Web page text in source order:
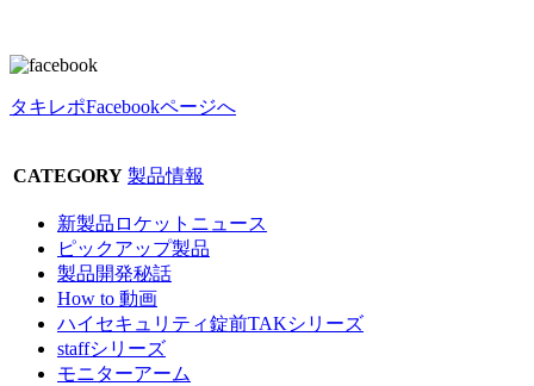
タキレポFacebookページへ
CATEGORY 製品情報
新製品ロケットニュース
ピックアップ製品
製品開発秘話
How to 動画
ハイセキュリティ錠前TAKシリーズ
staffシリーズ
モニターアーム